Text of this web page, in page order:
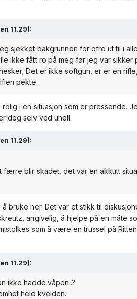
11.29):
sjekket bakgrunnen for ofre ut til i
ikke fått ro på meg før jeg var sikker
Det er ikke softgun, er er en
pekte.
i en situasjon som er pressende.
deg selv ved uhell.
11.29):
blir skadet, det var en akkutt
bruke her. Det var et stikk til
angivelig, å hjelpe på en måte
som å være en trussel på
11.29):
ikke hadde våpen..?
hele kvelden.